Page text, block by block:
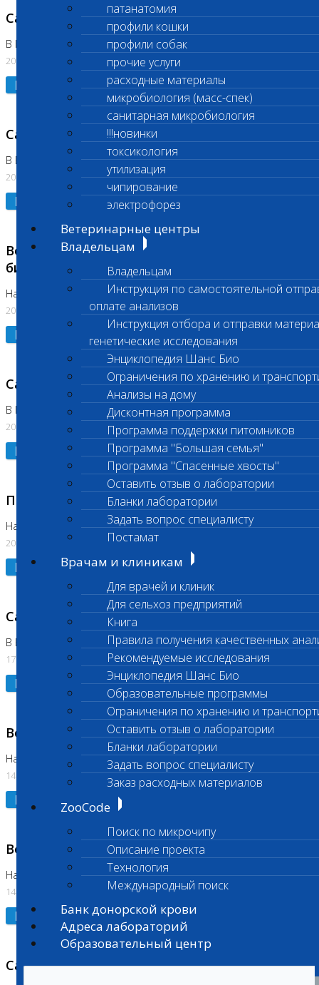
патанатомия
профили кошки
профили собак
прочие услуги
расходные материалы
микробиология (масс-спек)
санитарная микробиология
!!!новинки
токсикология
утилизация
чипирование
электрофорез
Ветеринарные центры
Владельцам
Владельцам
Инструкция по самостоятельной
оплате анализов
Инструкция отбора и отправки
генетические исследования
Энциклопедия Шанс Био
Ограничения по хранению и
Анализы на дому
Дисконтная программа
Программа поддержки питомников
Программа "Большая семья"
Программа "Спасенные хвосты"
Оставить отзыв о лаборатории
Бланки лаборатории
Задать вопрос специалисту
Постамат
Врачам и клиникам
Для врачей и клиник
Для сельхоз предприятий
Книга
Правила получения качественных
Рекомендуемые исследования
Энциклопедия Шанс Био
Образовательные программы
Ограничения по хранению и
Оставить отзыв о лаборатории
Бланки лаборатории
Задать вопрос специалисту
Заказ расходных материалов
ZooCode
Поиск по микрочипу
Описание проекта
Технология
Международный поиск
Банк донорской крови
Адреса лабораторий
Образовательный центр
Санитарные дни
В Коломне 24.07.2026 и 28.07.2026
20.07.2026
Подробнее
Санитарный день
В Бутово 21.07.2026
20.07.2026
Подробнее
Возобновлено выполнение срочных
биохимических исследований
На Нагорной
20.07.2026
Подробнее
Санитарный день
В Коломне 20.07.2026
20.07.2026
Подробнее
Приостановлено выполнение исследования
На Нагорной
20.07.2026
Подробнее
Санитарный день
В Бутово
17.07.2026
Подробнее
Возобновлено выполнение исследования
На Нагорной (Код 961, 962)
14.07.2026
Подробнее
Возобновлено выполнение исследования
На Нагорной (Код 157)
14.07.2026
Подробнее
Санитарный день